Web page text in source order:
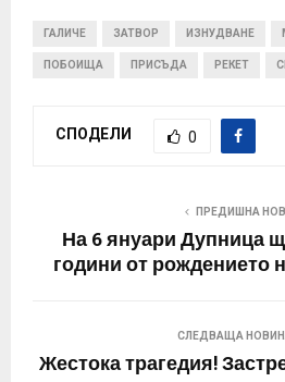
ГАЛИЧЕ ЗАТВОР ИЗНУДВАНЕ
ПОБОИЩА ПРИСЪДА РЕКЕТ
СПОДЕЛИ 0
ПРЕДИШНА
На 6 януари Дупница
години от рождението
СЛЕДВАЩА
Жестока трагедия!